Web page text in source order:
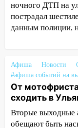
13:08 Ураган
сорванные
затопленные
12:17
после ливня
воду
12:12
ДТП с
Федерации
ночного ДТП на
пострадал
данным полиции,
Афиша Новости
#афиша событий на
От
сходить в
Вторые выходные
обещают быть